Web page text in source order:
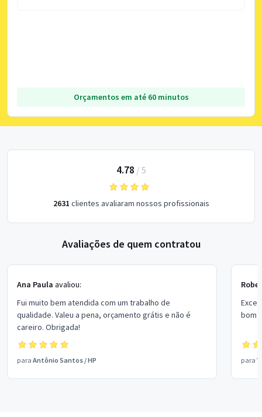
Orçamentos em até 60 minutos
4.78 / 5
2631 clientes avaliaram nossos profissionais
Avaliações de quem contratou
Ana Paula avaliou:
Fui muito bem atendida com um trabalho de
qualidade. Valeu a pena, orçamento grátis e não é
careiro. Obrigada!
para Antônio Santos /HP
bom
para